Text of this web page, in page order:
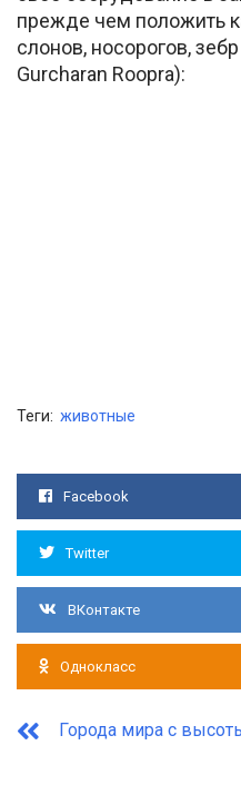
прежде чем положить
слонов, носорогов,
Gurcharan Roopra):
Теги: животные
Facebook
Twitter
ВКонтакте
Однокласс
Города мира с